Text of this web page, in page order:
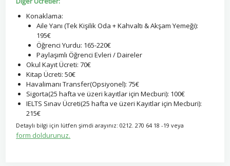
Konaklama:
Aile Yanı (Tek Kişilik Oda + Kahvaltı & Akşam Yemeği):
195€
Öğrenci Yurdu: 165-220€
Paylaşımlı Öğrenci Evleri / Daireler
Okul Kayıt Ücreti: 70€
Kitap Ücreti: 50€
Havalimanı Transfer(Opsiyonel): 75€
Sigorta(25 hafta ve üzeri kayıtlar için Mecburi): 100€
IELTS Sınav Ücreti(25 hafta ve üzeri Kayıtlar için Mecburi):
215€
Detaylı bilgi için lütfen şimdi arayınız: 0212. 270 64 18 -19 veya
form doldurunuz.